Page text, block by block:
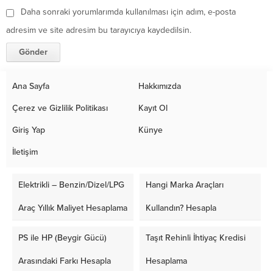
Daha sonraki yorumlarımda kullanılması için adım, e-posta
adresim ve site adresim bu tarayıcıya kaydedilsin.
Ana Sayfa Hakkımızda
Çerez ve Gizlilik Politikası Kayıt Ol
Giriş Yap Künye
İletişim
Elektrikli – Benzin/Dizel/LPG
Araç Yıllık Maliyet Hesaplama
Hangi Marka Araçları
Kullandın? Hesapla
PS ile HP (Beygir Gücü)
Arasındaki Farkı Hesapla
Taşıt Rehinli İhtiyaç Kredisi
Hesaplama